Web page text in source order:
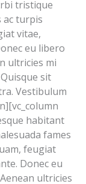
tristique
ac turpis
vitae,
eu libero
ultricies mi
sit
Vestibulum
habitant
fames
feugiat
Donec eu
ultricies